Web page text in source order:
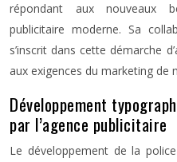
répondant aux nouveaux
publicitaire moderne. Sa
s’inscrit dans cette démarche
aux exigences du marketing de
Développement
par l’agence publicitaire
Le développement de la